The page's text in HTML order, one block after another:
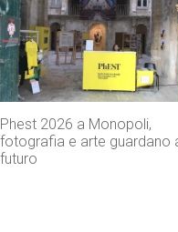
La Coca Cola ha un antenato
a Firenze?